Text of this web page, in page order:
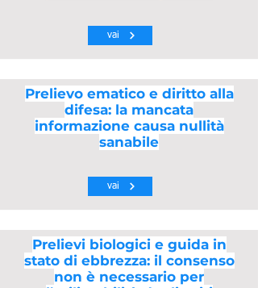
vai
Prelievo ematico e diritto alla
difesa: la mancata
informazione causa nullità
sanabile
vai
Prelievi biologici e guida in
stato di ebbrezza: il consenso
non è necessario per